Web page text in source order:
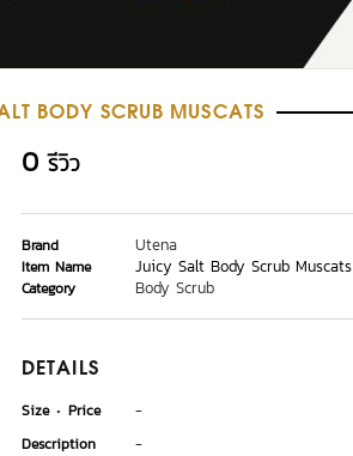
BODY SCRUB MUSCATS
0 รีวิว
Brand Utena
Item Name Juicy Salt Body Scrub Muscats
Category Body Scrub
DETAILS
Size Price
-
Description
-